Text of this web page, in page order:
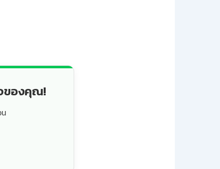
ของคุณ!